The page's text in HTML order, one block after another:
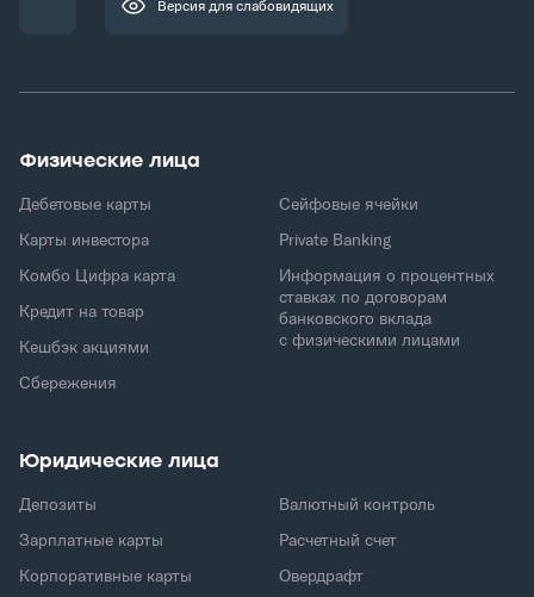
Версия для слабовидящих
Физические лица
Дебетовые карты
Карты инвестора
Комбо Цифра карта
Кредит на товар
Кешбэк акциями
Сбережения
Сейфовые ячейки
Private Banking
Информация о процентных
ставках по договорам
банковского вклада
с физическими лицами
Юридические лица
Депозиты
Зарплатные карты
Корпоративные карты
Валютный контроль
Расчетный счет
Овердрафт